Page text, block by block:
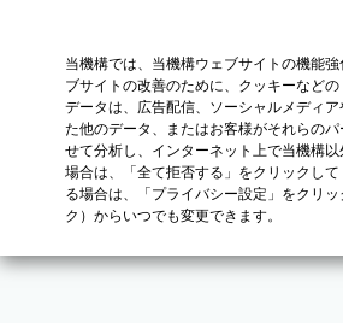
当機構では、当機構ウェブサイトの機能
ブサイトの改善のために、クッキーなど
データは、広告配信、ソーシャルメディ
た他のデータ、またはお客様がそれらの
せて分析し、インターネット上で当機構
場合は、「全て拒否する」をクリックし
る場合は、「プライバシー設定」をクリ
ク）からいつでも変更できます。